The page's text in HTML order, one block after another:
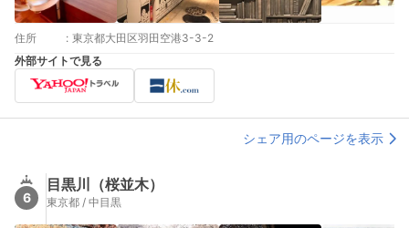
住所 : 東京都大田区羽田空港3-3-2
外部サイトで見る
シェア用のページを表示
6
目黒川（桜並木）
東京都 / 中目黒